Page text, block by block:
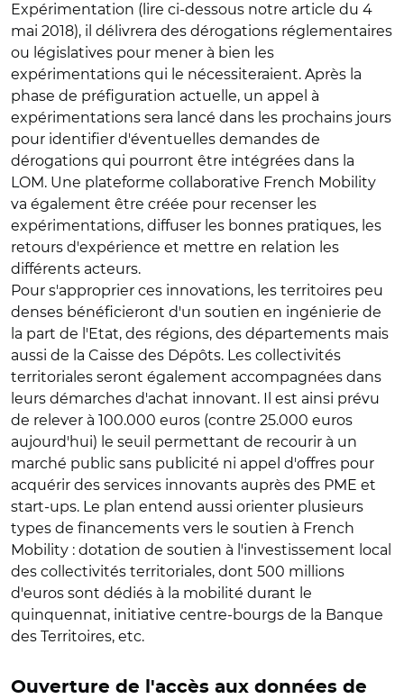
Expérimentation (lire ci-dessous notre article du 4
mai 2018), il délivrera des dérogations réglementaires
ou législatives pour mener à bien les
expérimentations qui le nécessiteraient. Après la
phase de préfiguration actuelle, un appel à
expérimentations sera lancé dans les prochains jours
pour identifier d'éventuelles demandes de
dérogations qui pourront être intégrées dans la
LOM. Une plateforme collaborative French Mobility
va également être créée pour recenser les
expérimentations, diffuser les bonnes pratiques, les
retours d'expérience et mettre en relation les
différents acteurs.
Pour s'approprier ces innovations, les territoires peu
denses bénéficieront d'un soutien en ingénierie de
la part de l'Etat, des régions, des départements mais
aussi de la Caisse des Dépôts. Les collectivités
territoriales seront également accompagnées dans
leurs démarches d'achat innovant. Il est ainsi prévu
de relever à 100.000 euros (contre 25.000 euros
aujourd'hui) le seuil permettant de recourir à un
marché public sans publicité ni appel d'offres pour
acquérir des services innovants auprès des PME et
start-ups. Le plan entend aussi orienter plusieurs
types de financements vers le soutien à French
Mobility : dotation de soutien à l'investissement local
des collectivités territoriales, dont 500 millions
d'euros sont dédiés à la mobilité durant le
quinquennat, initiative centre-bourgs de la Banque
des Territoires, etc.
Ouverture de l'accès aux données de